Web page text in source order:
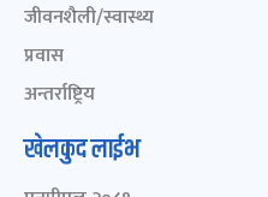
जीवनशैली/स्वास्थ्य
प्रवास
अन्तर्राष्ट्रिय
खेलकुद लाईभ